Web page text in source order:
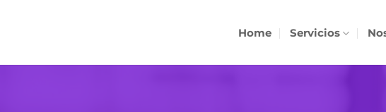
Home Servicios